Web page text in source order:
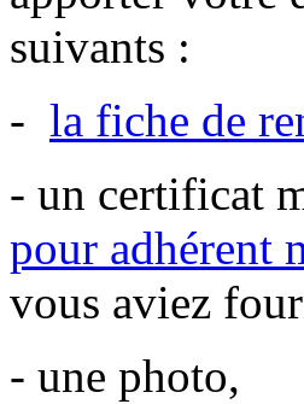
suivants :
- la fiche de
- un certificat
pour adhérent
vous aviez
- une photo,